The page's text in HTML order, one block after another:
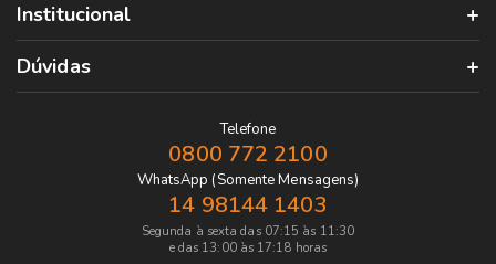
Institucional
Dúvidas
Telefone
0800 772 2100
WhatsApp (Somente Mensagens)
14 98144 1403
Segunda à sexta das 07:15 às 11:30
e das 13:00 às 17:18 horas